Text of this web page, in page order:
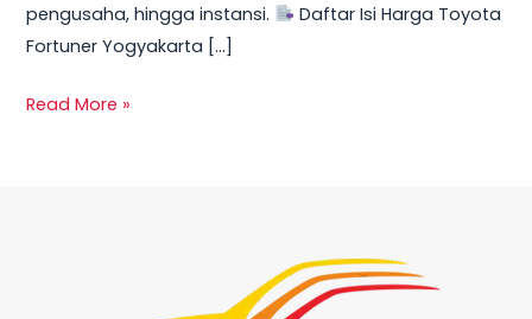
pengusaha, hingga instansi.
Daftar Isi Harga Toyota
Fortuner Yogyakarta […]
10
Jutaan
Read More »